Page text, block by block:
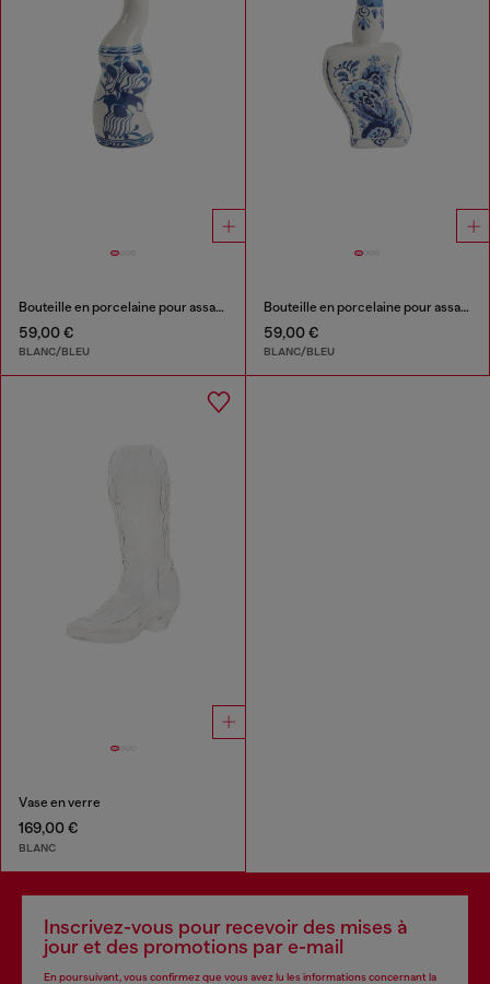
Bouteille en porcelaine pour assaisonnement
59,00 €
BLANC/BLEU
Bouteille en porcelaine pour assaisonnement
59,00 €
BLANC/BLEU
Vase en verre
169,00 €
BLANC
Inscrivez-vous pour recevoir des mises à
jour et des promotions par e-mail
En poursuivant, vous confirmez que vous avez lu les informations concernant la